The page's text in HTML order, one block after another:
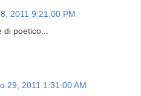
2011 9:21:00 PM
poetico...
29, 2011 1:31:00 AM